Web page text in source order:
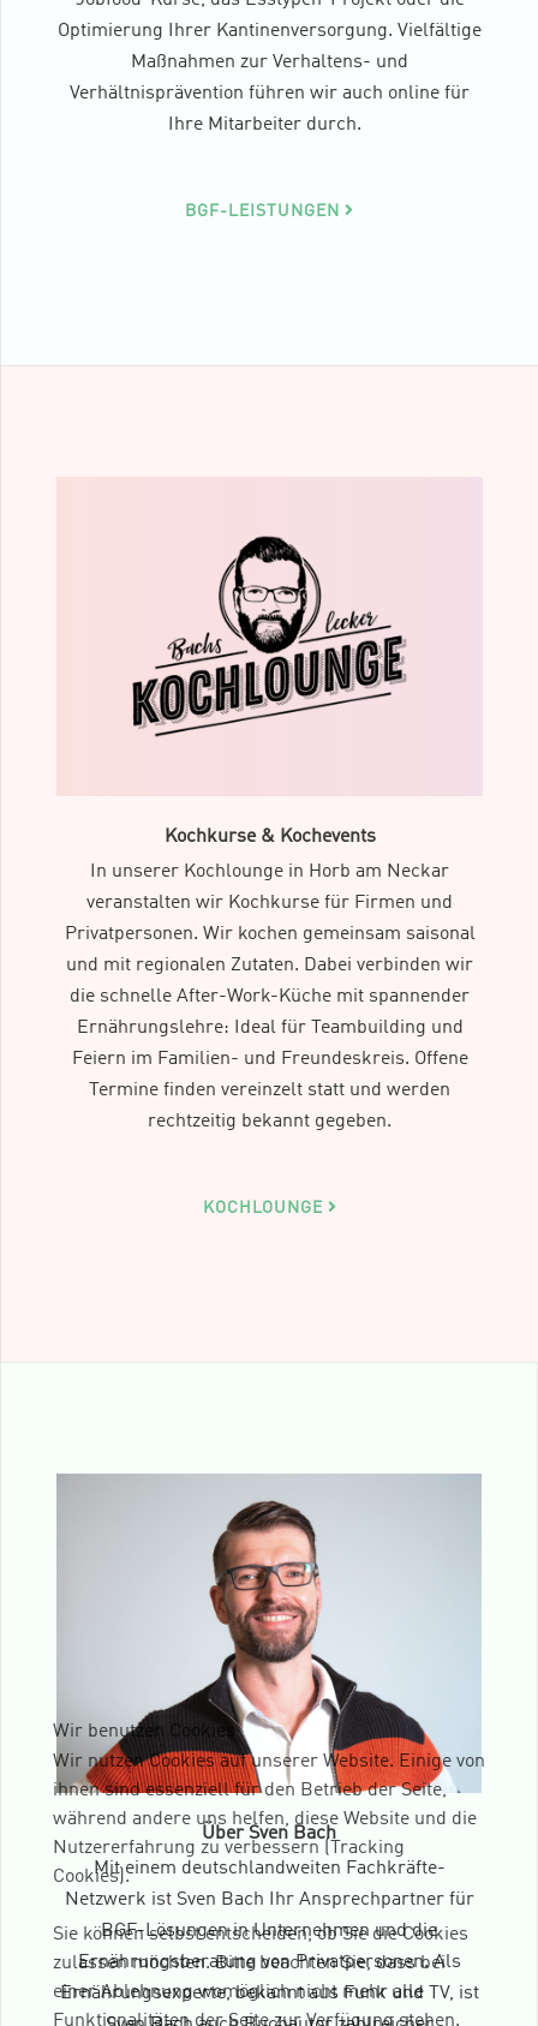
Optimierung Ihrer Kantinenversorgung. Vielfältige
Maßnahmen zur Verhaltens- und
Verhältnisprävention führen wir auch online für
Ihre Mitarbeiter durch.
BGF-LEISTUNGEN
Kochkurse & Kochevents
In unserer Kochlounge in Horb am Neckar
veranstalten wir Kochkurse für Firmen und
Privatpersonen. Wir kochen gemeinsam saisonal
und mit regionalen Zutaten. Dabei verbinden wir
die schnelle After-Work-Küche mit spannender
Ernährungslehre: Ideal für Teambuilding und
Feiern im Familien- und Freundeskreis. Offene
Termine finden vereinzelt statt und werden
rechtzeitig bekannt gegeben.
KOCHLOUNGE
Über Sven Bach
Mit einem deutschlandweiten Fachkräfte-
Netzwerk ist Sven Bach Ihr Ansprechpartner für
BGF-Lösungen in Unternehmen und die
Ernährungsberatung von Privatpersonen. Als
Ernährungsexperte, bekannt aus Funk und TV, ist
Wir benutzen Cookies
Wir nutzen Cookies auf unserer Website. Einige von
ihnen sind essenziell für den Betrieb der Seite,
während andere uns helfen, diese Website und die
Nutzererfahrung zu verbessern (Tracking
Cookies).
Sie können selbst entscheiden, ob Sie die Cookies
zulassen möchten. Bitte beachten Sie, dass bei
einer Ablehnung womöglich nicht mehr alle
Funktionalitäten der Seite zur Verfügung stehen.